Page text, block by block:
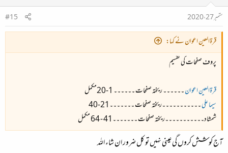
ستمبر 27، 2020
#15
قرۃالعین اعوان نے کہا:
پروف صفحات کی تقسیم
قرۃالعین اعوان۔۔۔۔۔۔ ریختہ صفحات ۔۔۔۔۔۔ 1-20
مکمل
سیما علی۔۔۔۔۔۔۔۔۔۔۔ریختہ صفحات ۔۔۔۔۔۔۔21-40
شمشاد۔۔۔۔۔۔۔۔۔۔۔ریختہ صفحات ۔۔۔۔۔۔۔41 - 64
مکمل
آج کوشش کروں گی عینی نہیں تو کل ضرور ان شاء اللہ